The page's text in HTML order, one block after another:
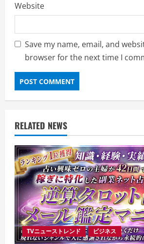
Website
Save my name, email, and
browser for the next time I
RELATED NEWS
TVニューストレンド ビジネス